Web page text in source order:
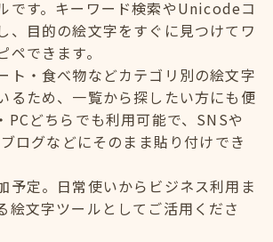
です。キーワード検索やUnicodeコ
、目的の絵文字をすぐに見つけてワ
できます。
ト・食べ物などカテゴリ別の絵文字
るため、一覧から探したい方にも便
PCどちらでも利用可能で、SNSや
ログなどにそのまま貼り付けでき
予定。日常使いからビジネス利用ま
絵文字ツールとしてご活用くださ